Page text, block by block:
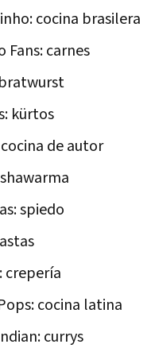
cocina brasilera
Fans: carnes
kürtos
de autor
spiedo
crepería
cocina latina
currys